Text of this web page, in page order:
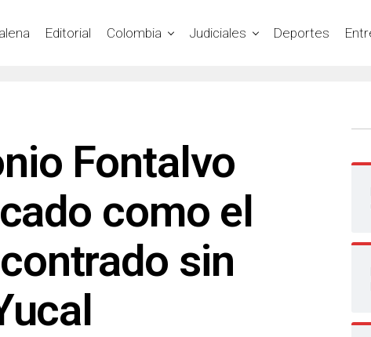
Editorial Colombia Judiciales Deportes
Fontalvo
como el
sin